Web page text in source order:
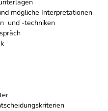
mögliche Interpretationen
und -techniken